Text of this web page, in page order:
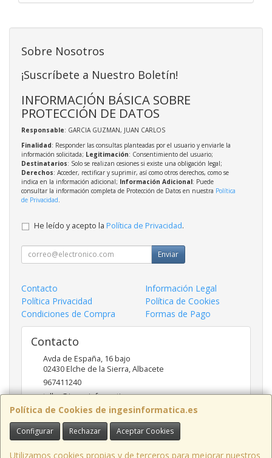
Política de Cookies de ingesinformatica.es
Configurar Rechazar Aceptar Cookies
Utilizamos cookies propias y de terceros para mejorar nuestros
Sobre Nosotros
¡Suscríbete a Nuestro Boletín!
INFORMACIÓN BÁSICA SOBRE
PROTECCIÓN DE DATOS
Responsable: GARCIA GUZMAN, JUAN CARLOS
Finalidad: Responder las consultas planteadas por el usuario y enviarle la
información solicitada; Legitimación: Consentimiento del usuario;
Destinatarios: Solo se realizan cesiones si existe una obligación legal;
Derechos: Acceder, rectificar y suprimir, así como otros derechos, como se
indica en la información adicional; Información Adicional: Puede
consultar la información completa de Protección de Datos en nuestra Política
de Privacidad
He leído y acepto la Política de Privacidad.
Enviar
Contacto
Información Legal
Política Privacidad
Política de Cookies
Condiciones de Compra
Formas de Pago
Contacto
Avda de España, 16 bajo
02430Elche de la Sierra,Albacete
967411240
taller@ingesinformatica.es
Horario
9 a 14 y 17 a 20